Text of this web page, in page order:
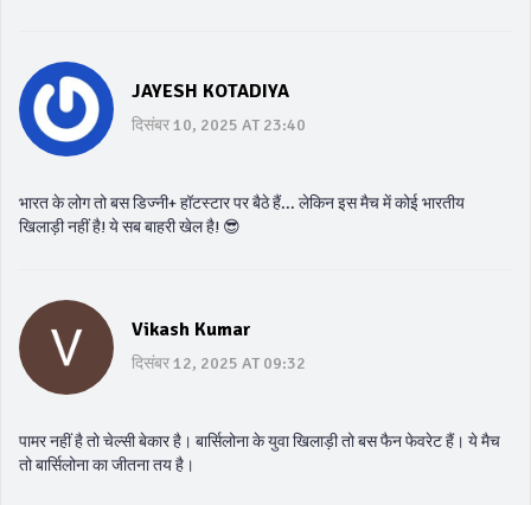
JAYESH KOTADIYA
दिसंबर 10, 2025 AT 23:40
भारत के लोग तो बस डिज्नी+ हॉटस्टार पर बैठे हैं... लेकिन इस मैच में कोई भारतीय
खिलाड़ी नहीं है! ये सब बाहरी खेल है! 😎
Vikash Kumar
दिसंबर 12, 2025 AT 09:32
पामर नहीं है तो चेल्सी बेकार है। बार्सिलोना के युवा खिलाड़ी तो बस फैन फेवरेट हैं। ये मैच
तो बार्सिलोना का जीतना तय है।